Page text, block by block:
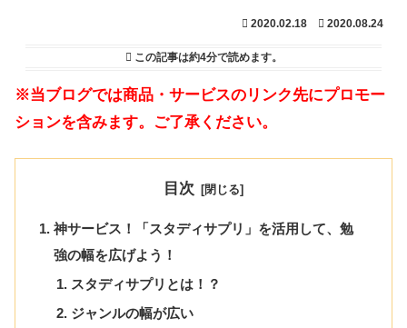
2020.02.18 2020.08.24
この記事は約4分で読めます。
※当ブログでは商品・サービスのリンク先にプロモー
ションを含みます。ご了承ください。
目次
神サービス！「スタディサプリ」を活用して、勉
強の幅を広げよう！
スタディサプリとは！？
ジャンルの幅が広い